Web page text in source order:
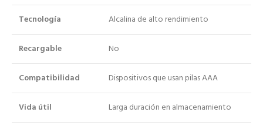
Tecnología Alcalina de alto rendimiento
Recargable No
Compatibilidad Dispositivos que usan pilas AAA
Vida útil Larga duración en almacenamiento